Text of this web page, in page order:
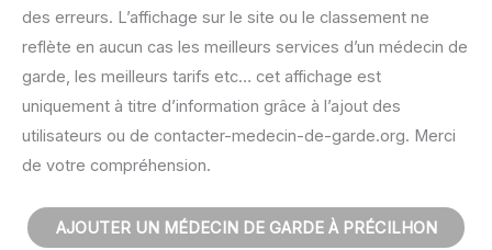
des erreurs. L’affichage sur le site ou le classement ne
reflète en aucun cas les meilleurs services d’un médecin de
garde, les meilleurs tarifs etc… cet affichage est
uniquement à titre d’information grâce à l’ajout des
utilisateurs ou de contacter-medecin-de-garde.org. Merci
de votre compréhension.
AJOUTER UN MÉDECIN DE GARDE À PRÉCILHON